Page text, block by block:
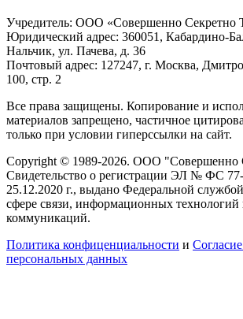
Учредитель: ООО «Совершенно Секретно
Юридический адрес: 360051, Кабардино-
Нальчик, ул. Пачева, д. 36
Почтовый адрес: 127247, г. Москва,
100, стр. 2
Все права защищены. Копирование и
материалов запрещено, частичное
только при условии гиперссылки на сайт.
Copyright © 1989-2026. ООО "Совершенно
Свидетельство о регистрации ЭЛ № ФС
25.12.2020 г., выдано Федеральной
сфере связи, информационных
коммуникаций.
Политика конфиценциальности и
персональных данных